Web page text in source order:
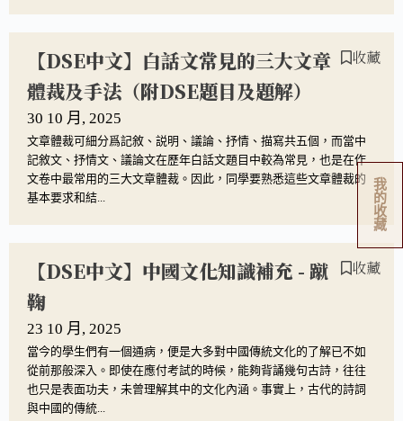
我
的
收
藏
【DSE中文】白話文常見的三大文章
體裁及手法（附DSE題目及題解）
收藏
30 10 月, 2025
文章體裁可細分爲記敘、説明、議論、抒情、描寫共五個，而當中
記敘文、抒情文、議論文在歷年白話文題目中較為常見，也是在作
文卷中最常用的三大文章體裁。因此，同學要熟悉這些文章體裁的
基本要求和結...
【DSE中文】中國文化知識補充 - 蹴
鞠
收藏
23 10 月, 2025
當今的學生們有一個通病，便是大多對中國傳統文化的了解已不如
從前那般深入。即使在應付考試的時候，能夠背誦幾句古詩，往往
也只是表面功夫，未曾理解其中的文化內涵。事實上，古代的詩詞
與中國的傳統...